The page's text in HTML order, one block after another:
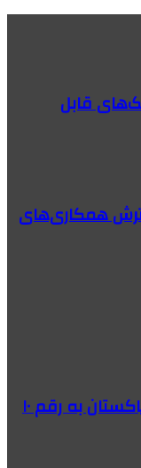
قابل
همکاری‌های
افزایش حجم تجارت بین ایران و پاکستان به رقم ۱۰